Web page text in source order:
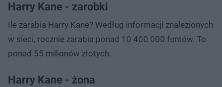
Harry Kane - zarobki
Ile zarabia Harry Kane? Według informacji znalezionych
w sieci, rocznie zarabia ponad 10 400 000 funtów. To
ponad 55 milionów złotych.
Harry Kane - żona